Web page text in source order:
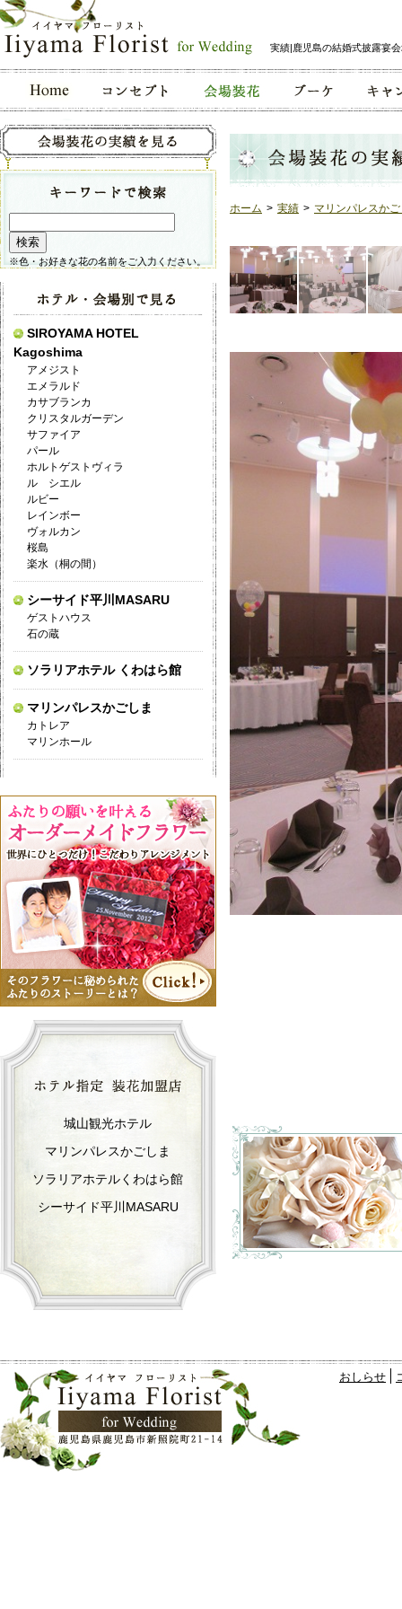
実績|鹿児島の結婚式披露宴
ホーム > 実績 > マリンパレスか
※色・お好きな花の名前をご入力ください。
SIROYAMA HOTEL
Kagoshima
アメジスト
エメラルド
カサブランカ
クリスタルガーデン
サファイア
パール
ホルトゲストヴィラ
ル シエル
ルビー
レインボー
ヴォルカン
桜島
楽水（桐の間）
シーサイド平川MASARU
ゲストハウス
石の蔵
ソラリアホテル くわはら館
マリンパレスかごしま
カトレア
マリンホール
城山観光ホテル
マリンパレスかごしま
ソラリアホテルくわはら館
シーサイド平川MASARU
おしらせ